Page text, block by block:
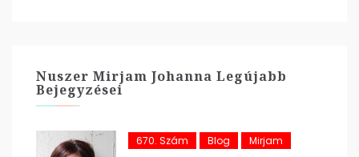
Nuszer Mirjam Johanna Legújabb
Bejegyzései
670. Szám Blog Mirjam